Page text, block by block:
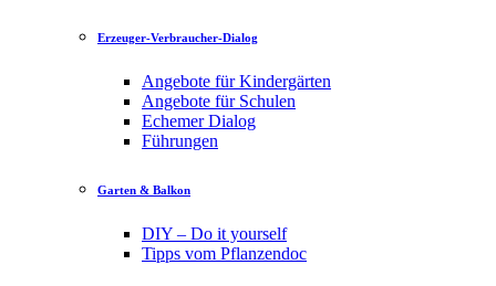
Erzeuger-Verbraucher-Dialog
Angebote für Kindergärten
Angebote für Schulen
Echemer Dialog
Führungen
Garten & Balkon
DIY – Do it yourself
Tipps vom Pflanzendoc